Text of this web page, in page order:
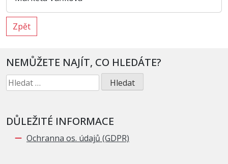
Zpět
NEMŮŽETE NAJÍT, CO HLEDÁTE?
Vyhledávání
DŮLEŽITÉ INFORMACE
Ochranna os. údajů (GDPR)